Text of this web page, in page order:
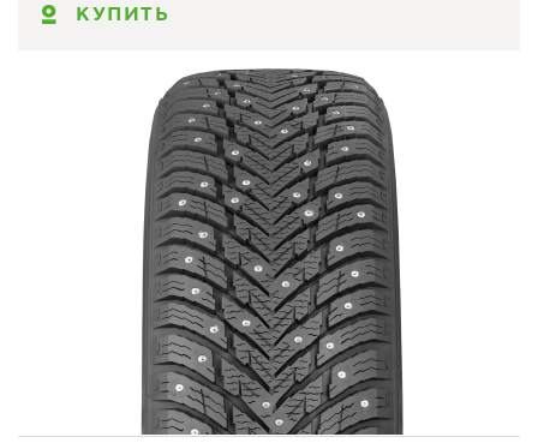
КУПИТЬ